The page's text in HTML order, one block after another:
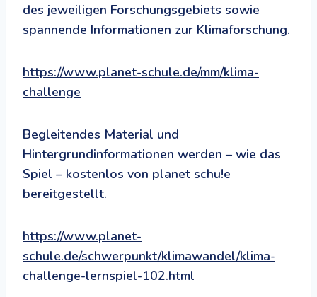
des jeweiligen Forschungsgebiets sowie
spannende Informationen zur Klimaforschung.
https://www.planet-schule.de/mm/klima-
challenge
Begleitendes Material und
Hintergrundinformationen werden – wie das
Spiel – kostenlos von planet schu!e
bereitgestellt.
https://www.planet-
schule.de/schwerpunkt/klimawandel/klima-
challenge-lernspiel-102.html